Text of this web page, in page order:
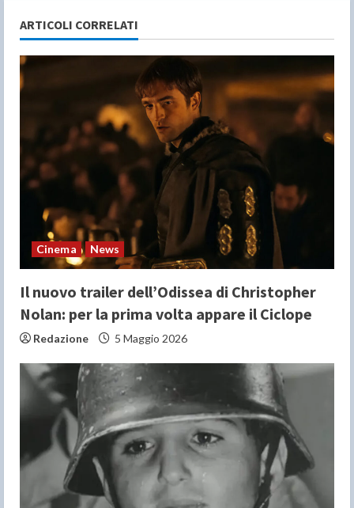
u
e
a
d
n
g
ARTICOLI CORRELATI
Cinema News
Il nuovo trailer dell’Odissea di Christopher
Nolan: per la prima volta appare il Ciclope
Redazione 5 Maggio 2026